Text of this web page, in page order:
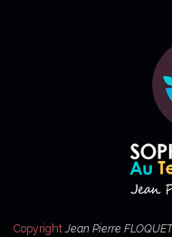
Copyright Jean Pierre FLOQUET